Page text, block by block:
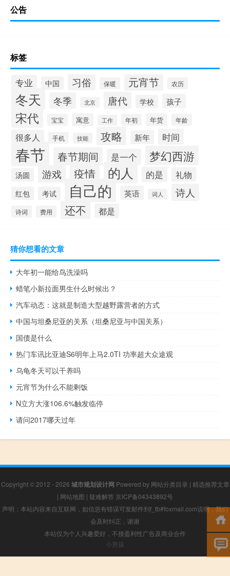
公告
标签
专业 中国 习俗 保暖 元宵节 农历
冬天 冬季 北京 唐代 学校 孩子
宋代 宝宝 寓意 工作 年初 年货 年龄
很多人 手机 技能 攻略 新年 时间
春节 春节期间 是一个 梦幻西游
汤圆 游戏 疫情 的人 的是 礼物
红包 考试 自己的 英语 词人 诗人
诗词 费用 还不 都是
猜你想看的文章
大年初一能给鸟洗澡吗
蜡笔小新拉面男生什么时候出？
汽车动态：这就是制造大型越野露营者的方式
中国与坦桑尼亚的关系（坦桑尼亚与中国关系）
国债是什么
热门车讯比亚迪S6明年上马2.0TI 功率超大众途观
乌龟冬天可以干养吗
元宵节为什么不能剩饭
N立方大涨106.6%触发临停
请问2017哪天过年
Copyright © 2012 - 2026 城市规划设计网 Powered by 网站分类目录 | 精选推荐文章
| 网站地图 | 疑难解答 京ICP备04343892号
声明：本站内容来自互联网，如信息有错误可发邮件到f_fb#foxmail.com说明，我们
会及时纠正，谢谢
本站仅为个人兴趣爱好，不接盈利性广告及商业合作
小男孩